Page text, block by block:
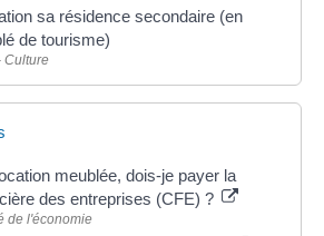
sa résidence secondaire (en
de tourisme)
Culture
meublée, dois-je payer la
des entreprises (CFE) ?
de l'économie